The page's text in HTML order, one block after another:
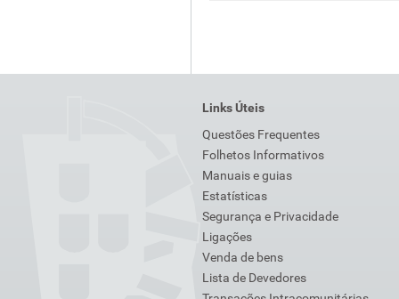
Links Úteis
Questões Frequentes
Folhetos Informativos
Manuais e guias
Estatísticas
Segurança e Privacidade
Ligações
Venda de bens
Lista de Devedores